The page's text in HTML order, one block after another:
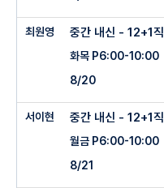
최원영 중간 내신 - 12+1직
화목 P6:00-10:00
8/20
서이현 중간 내신 - 12+1직
월금 P6:00-10:00
8/21